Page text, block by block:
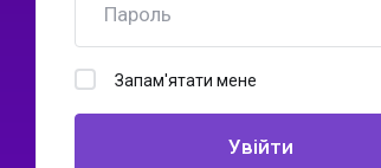
Запам'ятати мене
Увійти